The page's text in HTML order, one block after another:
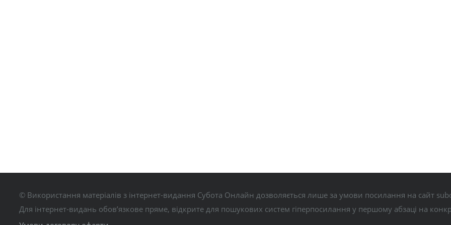
© Використання матеріалів з інтернет-видання Субота Онлайн дозволяється лише за умови посилання на сайт
Для інтернет-видань обов’язкове пряме, відкрите для пошукових систем гіперпосилання у першому абзаці на